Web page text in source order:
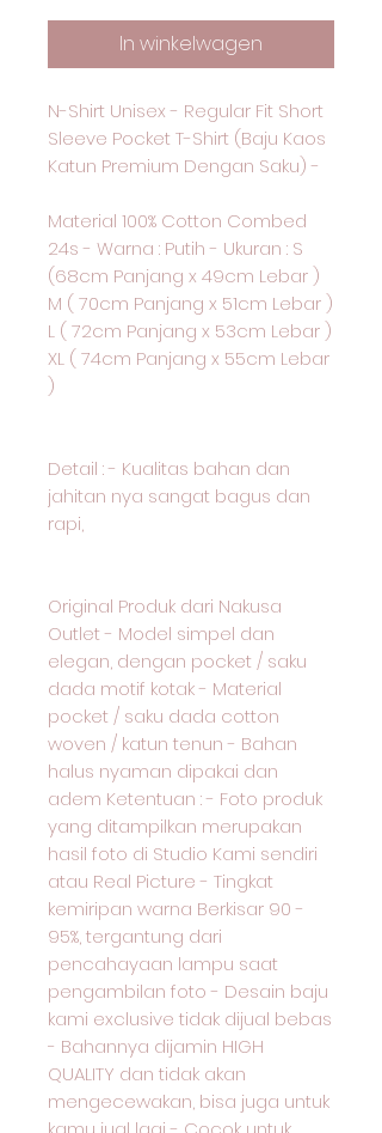
In winkelwagen
N-Shirt Unisex - Regular Fit Short
Sleeve Pocket T-Shirt (Baju Kaos
Katun Premium Dengan Saku) -
Material 100% Cotton Combed
24s - Warna : Putih - Ukuran : S
(68cm Panjang x 49cm Lebar )
M ( 70cm Panjang x 51cm Lebar )
L ( 72cm Panjang x 53cm Lebar )
XL ( 74cm Panjang x 55cm Lebar
)
Detail : - Kualitas bahan dan
jahitan nya sangat bagus dan
rapi,
Original Produk dari Nakusa
Outlet - Model simpel dan
elegan, dengan pocket / saku
dada motif kotak - Material
pocket / saku dada cotton
woven / katun tenun - Bahan
halus nyaman dipakai dan
adem Ketentuan : - Foto produk
yang ditampilkan merupakan
hasil foto di Studio Kami sendiri
atau Real Picture - Tingkat
kemiripan warna Berkisar 90 -
95%, tergantung dari
pencahayaan lampu saat
pengambilan foto - Desain baju
kami exclusive tidak dijual bebas
- Bahannya dijamin HIGH
QUALITY dan tidak akan
mengecewakan, bisa juga untuk